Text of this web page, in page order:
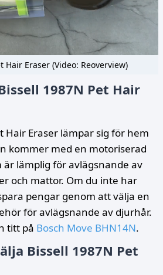
Hair Eraser (Video: Reoverview)
1987N Pet Hair
Hair Eraser lämpar sig för hem
kommer med en motoriserad
lämplig för avlägsnande av
och mattor. Om du inte har
pengar genom att välja en
för avlägsnande av djurhår.
titt på Bosch Move BHN14N.
Bissell 1987N Pet